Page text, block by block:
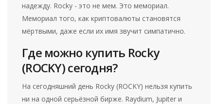
надежду. Rocky - это не мем. Это мемориал.
Мемориал того, как криптовалюты становятся
мёртвыми, даже если их имя звучит симпатично.
Где можно купить Rocky
(ROCKY) сегодня?
На сегодняшний день Rocky (ROCKY) нельзя купить
ни на одной серьёзной бирже. Raydium, Jupiter и